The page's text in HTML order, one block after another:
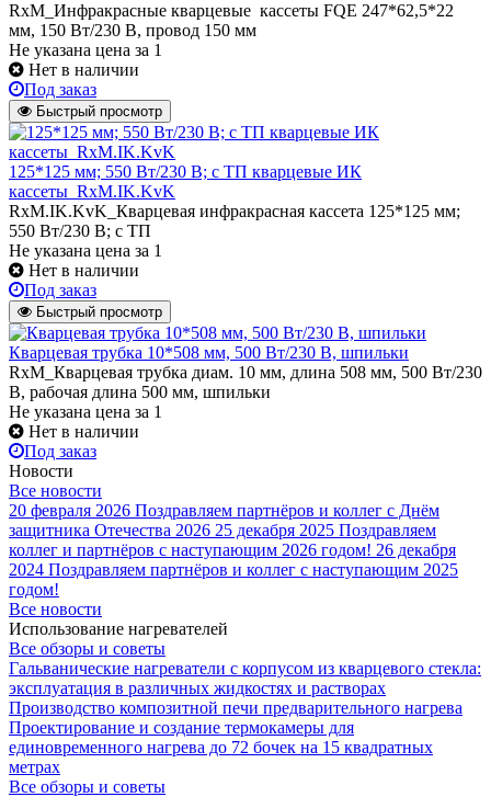
RxM_Инфракрасные кварцевые кассеты FQE 247*62,5*22
мм, 150 Вт/230 В, провод 150 мм
Не указана цена за 1
Нет в наличии
Под заказ
Быстрый просмотр
125*125 мм; 550 Вт/230 В; с ТП кварцевые ИК
кассеты_RxM.IK.KvK
RxM.IK.KvK_Кварцевая инфракрасная кассета 125*125 мм;
550 Вт/230 В; с ТП
Не указана цена за 1
Нет в наличии
Под заказ
Быстрый просмотр
Кварцевая трубка 10*508 мм, 500 Вт/230 В, шпильки
RxM_Кварцевая трубка диам. 10 мм, длина 508 мм, 500 Вт/230
В, рабочая длина 500 мм, шпильки
Не указана цена за 1
Нет в наличии
Под заказ
Новости
Все новости
20 февраля 2026 Поздравляем партнёров и коллег с Днём
защитника Отечества 2026 25 декабря 2025 Поздравляем
коллег и партнёров с наступающим 2026 годом! 26 декабря
2024 Поздравляем партнёров и коллег с наступающим 2025
годом!
Все новости
Использование нагревателей
Все обзоры и советы
Гальванические нагреватели с корпусом из кварцевого стекла:
эксплуатация в различных жидкостях и растворах
Производство композитной печи предварительного нагрева
Проектирование и создание термокамеры для
единовременного нагрева до 72 бочек на 15 квадратных
метрах
Все обзоры и советы